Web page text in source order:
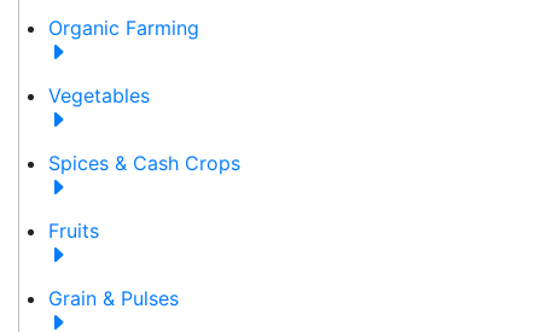
Organic Farming
Vegetables
Spices & Cash Crops
Fruits
Grain & Pulses